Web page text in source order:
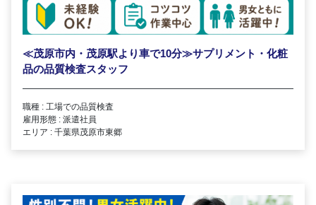
≪茂原市内・茂原駅より車で10分≫サプリメント・化粧
品の品質検査スタッフ
職種 : 工場での品質検査
雇用形態 : 派遣社員
エリア : 千葉県茂原市東郷